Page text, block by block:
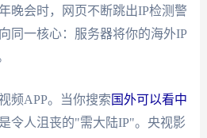
晚会时，网页不断跳出IP检测警
同一核心：服务器将你的海外IP
频APP。当你搜索 国外可以看中
令人沮丧的"需大陆IP"。央视影